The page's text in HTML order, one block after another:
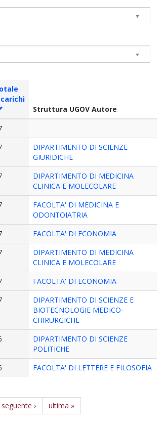
Struttura UGOV Autore
DIPARTIMENTO DI SCIENZE
GIURIDICHE
DIPARTIMENTO DI MEDICINA
CLINICA E MOLECOLARE
FACOLTA' DI MEDICINA E
ODONTOIATRIA
FACOLTA' DI ECONOMIA
DIPARTIMENTO DI MEDICINA
CLINICA E MOLECOLARE
FACOLTA' DI ECONOMIA
DIPARTIMENTO DI SCIENZE E
BIOTECNOLOGIE MEDICO-
CHIRURGICHE
DIPARTIMENTO DI SCIENZE
POLITICHE
FACOLTA' DI LETTERE E FILOSOFIA
seguente › ultima »